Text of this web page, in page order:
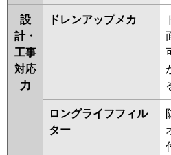
設
計・
工事
対応
力
ドレンアップメカ
ロングライフフィル
ター